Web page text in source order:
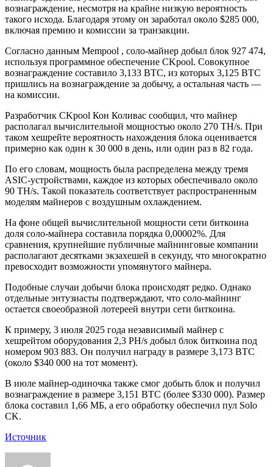
вознаграждение, несмотря на крайне низкую вероятность
такого исхода. Благодаря этому он заработал около $285 000,
включая премию и комиссии за транзакции.
Согласно данным Mempool , соло-майнер добыл блок 927 474,
используя программное обеспечение CKpool. Совокупное
вознаграждение составило 3,133 BTC, из которых 3,125 BTC
пришлись на вознаграждение за добычу, а остальная часть —
на комиссии.
Разработчик CKpool Кон Коливас сообщил, что майнер
располагал вычислительной мощностью около 270 TH/s. При
таком хешрейте вероятность нахождения блока оценивается
примерно как один к 30 000 в день, или один раз в 82 года.
По его словам, мощность была распределена между тремя
ASIC-устройствами, каждое из которых обеспечивало около
90 TH/s. Такой показатель соответствует распространенным
моделям майнеров с воздушным охлаждением.
На фоне общей вычислительной мощности сети биткоина
доля соло-майнера составила порядка 0,00002%. Для
сравнения, крупнейшие публичные майнинговые компании
располагают десятками экзахешей в секунду, что многократно
превосходит возможности упомянутого майнера.
Подобные случаи добычи блока происходят редко. Однако
отдельные энтузиасты подтверждают, что соло-майнинг
остается своеобразной лотереей внутри сети биткоина.
К примеру, 3 июля 2025 года независимый майнер с
хешрейтом оборудования 2,3 PH/s добыл блок биткоина под
номером 903 883. Он получил награду в размере 3,173 BTC
(около $340 000 на тот момент).
В июле майнер-одиночка также смог добыть блок и получил
вознаграждение в размере 3,151 BTC (более $330 000). Размер
блока составил 1,66 МБ, а его обработку обеспечил пул Solo
CK.
Источник